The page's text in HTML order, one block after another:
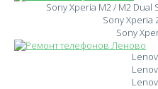
Sony Xperia M2 / M2 Dual
Sony Xperia
Sony